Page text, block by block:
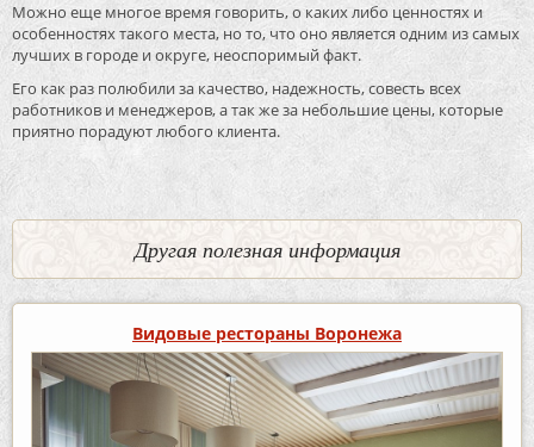
Можно еще многое время говорить, о каких либо ценностях и
особенностях такого места, но то, что оно является одним из самых
лучших в городе и округе, неоспоримый факт.
Его как раз полюбили за качество, надежность, совесть всех
работников и менеджеров, а так же за небольшие цены, которые
приятно порадуют любого клиента.
Другая полезная информация
Видовые рестораны Воронежа